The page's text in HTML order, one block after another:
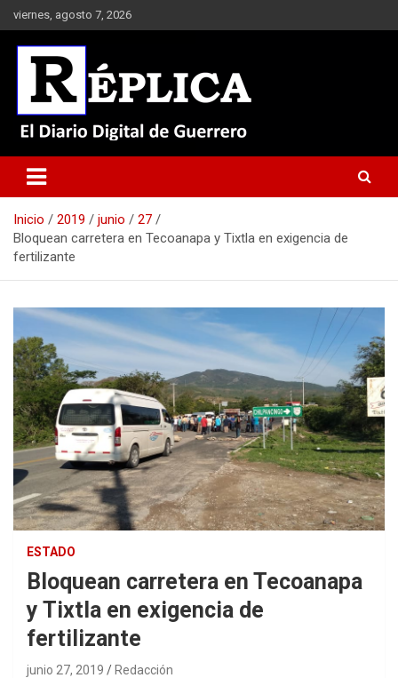
Saltar
al
contenido
viernes, agosto 7, 2026
Réplica
Inicio 2019 junio
27
Bloquean carretera en Tecoanapa y Tixtla en exigencia de
fertilizante
ESTADO
Bloquean carretera en Tecoanapa
y Tixtla en exigencia de
fertilizante
junio 27, 2019 Redacción